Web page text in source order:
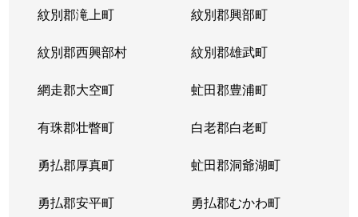
紋別郡滝上町 紋別郡興部町
紋別郡西興部村 紋別郡雄武町
網走郡大空町 虻田郡豊浦町
有珠郡壮瞥町 白老郡白老町
勇払郡厚真町 虻田郡洞爺湖町
勇払郡安平町 勇払郡むかわ町